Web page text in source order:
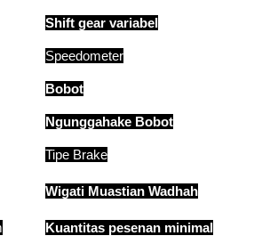
Shift gear variabel
Speedometer
Bobot
Ngunggahake Bobot
Tipe Brake
Wigati Muastian Wadhah
Kuantitas pesenan minimal